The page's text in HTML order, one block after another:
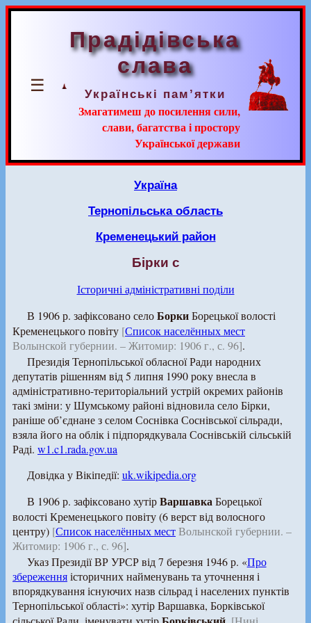
☰
Прадідівська
слава
Українські пам’ятки
Змагатимеш до посилення сили,
слави, багатства і простору
Української держави
Україна
Тернопільська область
Кременецький район
Бірки с
Історичні адміністративні поділи
В 1906 р. зафіксовано селоБоркиБорецької волості
Кременецького повіту [Список населённых мест
Волынской губернии. – Житомир: 1906 г., с. 96].
Президія Тернопільської обласної Ради народних
депутатів рішенням від 5 липня 1990 року внесла в
адміністративно-територіальний устрій окремих районів
такі зміни: у Шумському районі відновила село Бірки,
раніше об’єднане з селом Соснівка Соснівської сільради,
взяла його на облік і підпорядкувала Соснівській сільській
Раді. w1.c1.rada.gov.ua
Довідка у Вікіпедії: uk.wikipedia.org
В 1906 р. зафіксовано хутірВаршавка Борецької
волості Кременецького повіту (6 верст від волосного
центру) [Список населённых местВолынской губернии. –
Житомир: 1906 г., с. 96].
Указ Президії ВР УРСР від 7 березня 1946 р. «Про
збереженняісторичних найменувань та уточнення і
впорядкування існуючих назв сільрад і населених пунктів
Тернопільської області»: хутір Варшавка, Борківської